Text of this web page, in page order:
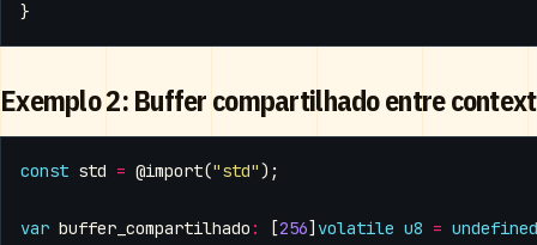
}
Exemplo 2: Buffer compartilhado entre
const std = @import("std");
var buffer_compartilhado : [256] volatile u8 = undefined